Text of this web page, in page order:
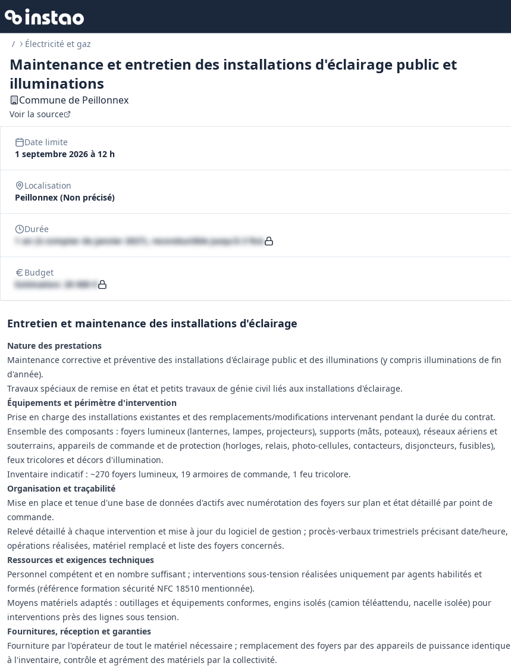
/ Électricité et gaz
Maintenance et entretien des installations d'éclairage public et
illuminations
Commune de Peillonnex
Voir la source
Date limite
1 septembre 2026 à 12 h
Localisation
Peillonnex (Non précisé)
Durée
1 an (à compter de janvier 2027), reconductible jusqu'à 3 fois
Budget
Estimation: 20 000 €
Entretien et maintenance des installations d'éclairage
Nature des prestations
Maintenance corrective et préventive des installations d'éclairage public et des illuminations (y compris illuminations de fin
d'année).
Travaux spéciaux de remise en état et petits travaux de génie civil liés aux installations d'éclairage.
Équipements et périmètre d'intervention
Prise en charge des installations existantes et des remplacements/modifications intervenant pendant la durée du contrat.
Ensemble des composants : foyers lumineux (lanternes, lampes, projecteurs), supports (mâts, poteaux), réseaux aériens et
souterrains, appareils de commande et de protection (horloges, relais, photo‑cellules, contacteurs, disjoncteurs, fusibles),
feux tricolores et décors d'illumination.
Inventaire indicatif : ~270 foyers lumineux, 19 armoires de commande, 1 feu tricolore.
Organisation et traçabilité
Mise en place et tenue d'une base de données d'actifs avec numérotation des foyers sur plan et état détaillé par point de
commande.
Relevé détaillé à chaque intervention et mise à jour du logiciel de gestion ; procès‑verbaux trimestriels précisant date/heure,
opérations réalisées, matériel remplacé et liste des foyers concernés.
Ressources et exigences techniques
Personnel compétent et en nombre suffisant ; interventions sous‑tension réalisées uniquement par agents habilités et
formés (référence formation sécurité NFC 18510 mentionnée).
Moyens matériels adaptés : outillages et équipements conformes, engins isolés (camion téléattendu, nacelle isolée) pour
interventions près des lignes sous tension.
Fournitures, réception et garanties
Fourniture par l'opérateur de tout le matériel nécessaire ; remplacement des foyers par des appareils de puissance identique
à l'inventaire, contrôle et agrément des matériels par la collectivité.